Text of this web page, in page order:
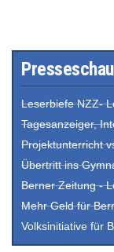
Presseschau
Leserbiefe NZZ-
Tagesanzeiger,
Projektunterricht
Übertritt ins
Berner Zeitung -
Mehr Geld für
Volksinitiative für